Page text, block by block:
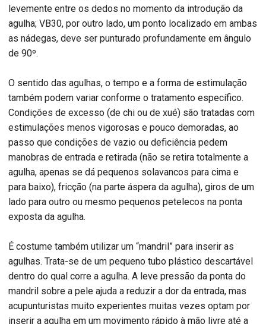
levemente entre os dedos no momento da introdução da
agulha; VB30, por outro lado, um ponto localizado em ambas
as nádegas, deve ser punturado profundamente em ângulo
de 90º.
O sentido das agulhas, o tempo e a forma de estimulação
também podem variar conforme o tratamento específico.
Condições de excesso (de chi ou de xué) são tratadas com
estimulações menos vigorosas e pouco demoradas, ao
passo que condições de vazio ou deficiência pedem
manobras de entrada e retirada (não se retira totalmente a
agulha, apenas se dá pequenos solavancos para cima e
para baixo), fricção (na parte áspera da agulha), giros de um
lado para outro ou mesmo pequenos petelecos na ponta
exposta da agulha.
É costume também utilizar um “mandril” para inserir as
agulhas. Trata-se de um pequeno tubo plástico descartável
dentro do qual corre a agulha. A leve pressão da ponta do
mandril sobre a pele ajuda a reduzir a dor da entrada, mas
acupunturistas muito experientes muitas vezes optam por
inserir a agulha em um movimento rápido à mão livre até a